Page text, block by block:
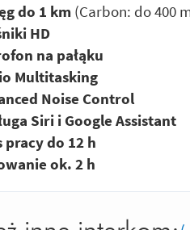
do 1 km (Carbon: do 400
HD
na pałąku
Multitasking
Noise Control
Siri i Google Assistant
pracy do 12 h
ok. 2 h